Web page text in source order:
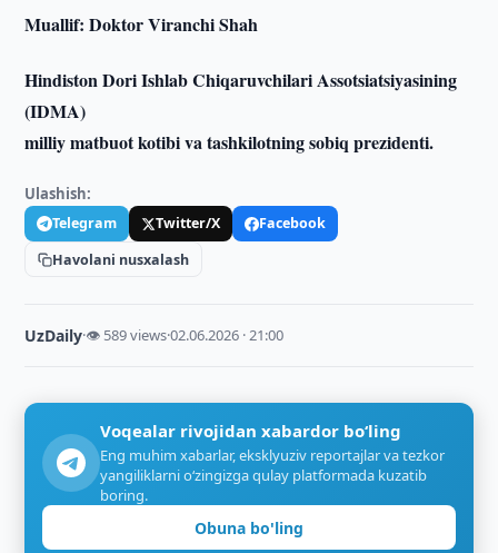
Muallif: Doktor Viranchi Shah
Hindiston Dori Ishlab Chiqaruvchilari Assotsiatsiyasining
(IDMA)
milliy matbuot kotibi va tashkilotning sobiq prezidenti.
Ulashish:
Telegram Twitter/X
Facebook
Havolani nusxalash
UzDaily·👁 589 views·02.06.2026 · 21:00
Voqealar rivojidan xabardor bo‘ling
Eng muhim xabarlar, eksklyuziv reportajlar va tezkor
yangiliklarni o‘zingizga qulay platformada kuzatib
boring.
Obuna bo'ling